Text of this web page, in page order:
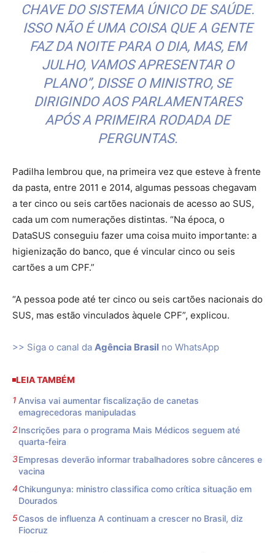
CHAVE DO SISTEMA ÚNICO DE SAÚDE.
ISSO NÃO É UMA COISA QUE A GENTE
FAZ DA NOITE PARA O DIA, MAS, EM
JULHO, VAMOS APRESENTAR O
PLANO”, DISSE O MINISTRO, SE
DIRIGINDO AOS PARLAMENTARES
APÓS A PRIMEIRA RODADA DE
PERGUNTAS.
Padilha lembrou que, na primeira vez que esteve à frente
da pasta, entre 2011 e 2014, algumas pessoas chegavam
a ter cinco ou seis cartões nacionais de acesso ao SUS,
cada um com numerações distintas. “Na época, o
DataSUS conseguiu fazer uma coisa muito importante: a
higienização do banco, que é vincular cinco ou seis
cartões a um CPF.”
“A pessoa pode até ter cinco ou seis cartões nacionais do
SUS, mas estão vinculados àquele CPF”, explicou.
>> Siga o canal da Agência Brasil no WhatsApp
LEIA TAMBÉM
Anvisa vai aumentar fiscalização de canetas
emagrecedoras manipuladas
Inscrições para o programa Mais Médicos seguem até
quarta-feira
Empresas deverão informar trabalhadores sobre cânceres e
vacina
Chikungunya: ministro classifica como crítica situação em
Dourados
Casos de influenza A continuam a crescer no Brasil, diz
Fiocruz